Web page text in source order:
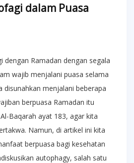
dalam Puasa
dengan Ramadan dengan segala
wajib menjalani puasa selama
disunahkan menjalani beberapa
berpuasa Ramadan itu
Baqarah ayat 183, agar kita
Namun, di artikel ini kita
berpuasa bagi kesehatan
autophagy, salah satu